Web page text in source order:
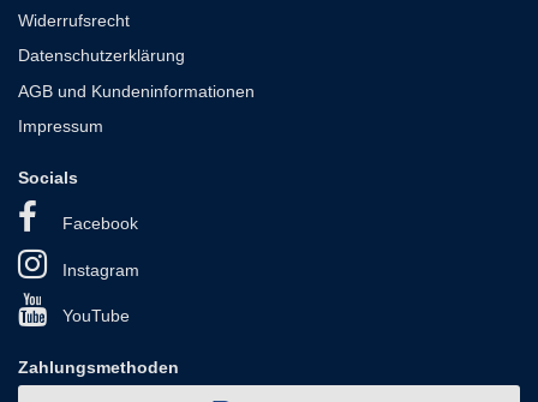
Widerrufsrecht
Datenschutzerklärung
AGB und Kundeninformationen
Impressum
Socials
Facebook
Instagram
YouTube
Zahlungsmethoden